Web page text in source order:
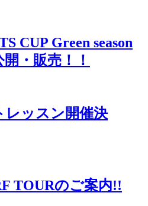
CUP Green season
・販売！！
レッスン開催決
TOURのご案内!!